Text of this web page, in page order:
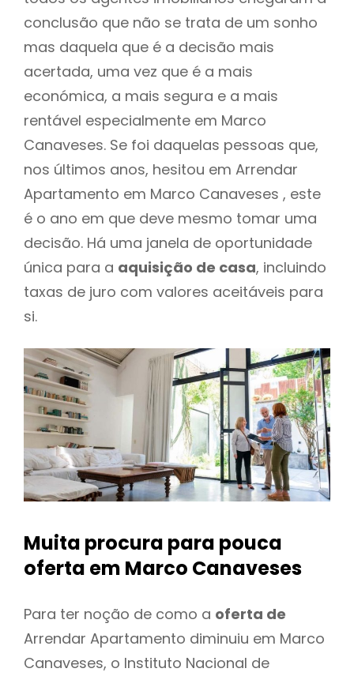
conclusão que não se trata de um sonho
mas daquela que é a decisão mais
acertada, uma vez que é a mais
económica, a mais segura e a mais
rentável especialmente em Marco
Canaveses. Se foi daquelas pessoas que,
nos últimos anos, hesitou em Arrendar
Apartamento em Marco Canaveses , este
é o ano em que deve mesmo tomar uma
decisão. Há uma janela de oportunidade
única para a aquisição de casa, incluindo
taxas de juro com valores aceitáveis para
si.
Muita procura para pouca
oferta em Marco Canaveses
Para ter noção de como a oferta de
Arrendar Apartamento diminuiu em Marco
Canaveses, o Instituto Nacional de